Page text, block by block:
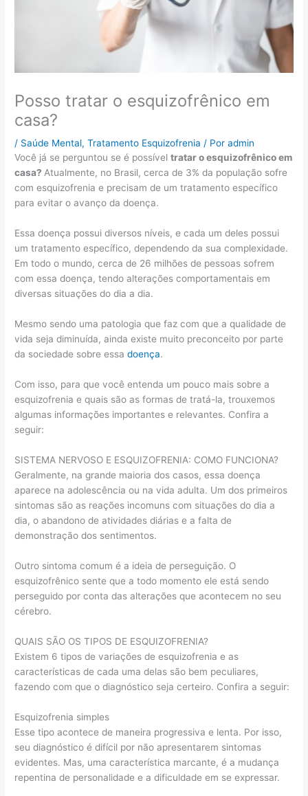
Posso tratar o esquizofrênico em
casa?
/ Saúde Mental,Tratamento Esquizofrenia / Poradmin
Você já se perguntou se é possíveltratar o esquizofrênico em
casa?Atualmente, no Brasil, cerca de 3% da população sofre
com esquizofrenia e precisam de um tratamento específico
para evitar o avanço da doença.
Essa doença possui diversos níveis, e cada um deles possui
um tratamento específico, dependendo da sua complexidade.
Em todo o mundo, cerca de 26 milhões de pessoas sofrem
com essa doença, tendo alterações comportamentais em
diversas situações do dia a dia.
Mesmo sendo uma patologia que faz com que a qualidade de
vida seja diminuída, ainda existe muito preconceito por parte
da sociedade sobre essadoença.
Com isso, para que você entenda um pouco mais sobre a
esquizofrenia e quais são as formas de tratá-la, trouxemos
algumas informações importantes e relevantes. Confira a
seguir:
SISTEMA NERVOSO E ESQUIZOFRENIA: COMO FUNCIONA?
Geralmente, na grande maioria dos casos, essa doença
aparece na adolescência ou na vida adulta. Um dos primeiros
sintomas são as reações incomuns com situações do dia a
dia, o abandono de atividades diárias e a falta de
demonstração dos sentimentos.
Outro sintoma comum é a ideia de perseguição. O
esquizofrênico sente que a todo momento ele está sendo
perseguido por conta das alterações que acontecem no seu
cérebro.
QUAIS SÃO OS TIPOS DE ESQUIZOFRENIA?
Existem 6 tipos de variações de esquizofrenia e as
características de cada uma delas são bem peculiares,
fazendo com que o diagnóstico seja certeiro. Confira a seguir:
Esquizofrenia simples
Esse tipo acontece de maneira progressiva e lenta. Por isso,
seu diagnóstico é difícil por não apresentarem sintomas
evidentes. Mas, uma característica marcante, é a mudança
repentina de personalidade e a dificuldade em se expressar.